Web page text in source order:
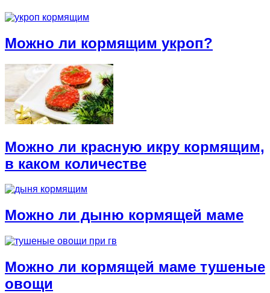
Можно ли кормящим укроп?
Можно ли красную икру кормящим,
в каком количестве
Можно ли дыню кормящей маме
Можно ли кормящей маме тушеные
овощи